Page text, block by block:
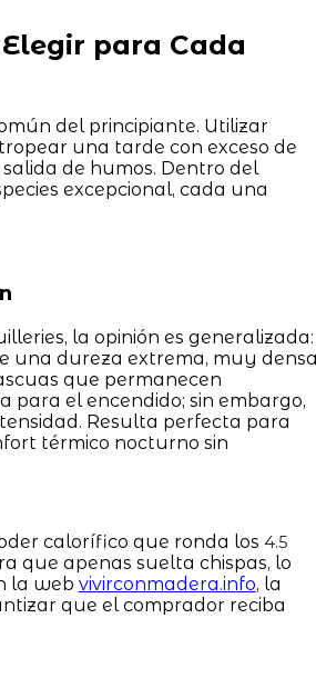
para Cada
del principiante. Utilizar
una tarde con exceso de
de humos. Dentro del
excepcional, cada una
la opinión es generalizada:
una dureza extrema, muy
que permanecen
para el encendido; sin embargo,
Resulta perfecta para
térmico nocturno sin
calorífico que ronda los 4.5
que apenas suelta chispas, lo
la web vivirconmadera.info, la
que el comprador reciba